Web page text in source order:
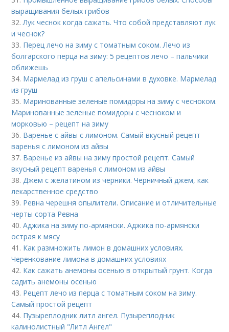
выращивания белых грибов
32. Лук чеснок когда сажать. Что собой представляют лук
и чеснок?
33. Перец лечо на зиму с томатным соком. Лечо из
болгарского перца на зиму: 5 рецептов лечо – пальчики
оближешь
34. Мармелад из груш с апельсинами в духовке. Мармелад
из груш
35. Маринованные зеленые помидоры на зиму с чесноком.
Маринованные зеленые помидоры с чесноком и
морковью – рецепт на зиму
36. Варенье с айвы с лимоном. Самый вкусный рецепт
варенья с лимоном из айвы
37. Варенье из айвы на зиму простой рецепт. Самый
вкусный рецепт варенья с лимоном из айвы
38. Джем с желатином из черники. Черничный джем, как
лекарственное средство
39. Ревна черешня опылители. Описание и отличительные
черты сорта Ревна
40.Аджика на зиму по-армянски. Аджика по-армянски
острая к мясу
41. Как размножить лимон в домашних условиях.
Черенкование лимона в домашних условиях
42. Как сажать анемоны осенью в открытый грунт. Когда
садить анемоны осенью
43. Рецепт лечо из перца с томатным соком на зиму.
Самый простой рецепт
44. Пузыреплодник литл ангел. Пузыреплодник
калинолистный "Литл Ангел"